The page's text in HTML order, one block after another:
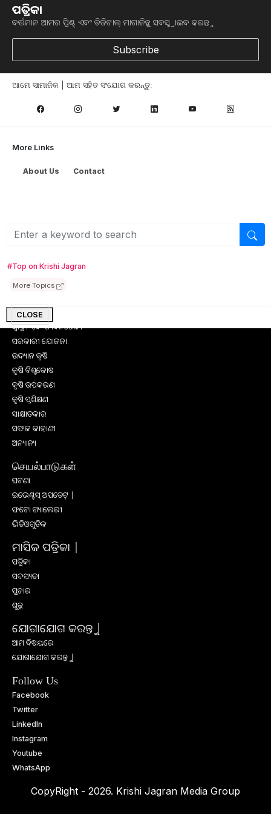
ପତ୍ରିକା
ବର୍ତ୍ତମାନ ଆମର ପ୍ରିଣ୍ଟ୍ ଏବଂ ଡିଜିଟାଲ୍ ମାଗାଜିନ୍କୁ ସବସ୍କ୍ରାଇବ କରନ୍ତୁ
Subscribe
ଆମେ ସାମାଜିକ | ଆମ ସହିତ ସଂଯୋଗ କରନ୍ତୁ:
More Links
About Us Contact
#Top on Krishi Jagran
More Topics
CLOSE
ଆମ ନ୍ୟୁଜଲେଟରକୁ ସବସ୍କ୍ରାଇବ୍ କରନ୍ତୁ । ଆପଣ ଆପଣଙ୍କ ଆଗ୍ରହ
ପସନ୍ଦ ଅନୁଯାୟୀ ଲାଟେଷ୍ଟ ଅପଡେଟ୍‌ ପଠାଇଦେବୁ ।
ନ୍ୟୁଜଲେଟର ସବସ୍କ୍ରାଇବ୍‌ କରନ୍ତୁ
Browse
ମତ୍ସ୍ୟ ଓ ପଶୁ ପାଳନ
ସ୍ୱାସ୍ଥ୍ୟ ଏବଂ ଜୀବନଶୈଳୀ
ସରକାରୀ ଯୋଜନା
ଉଦ୍ୟାନ କୃଷି
କୃଷି ବିଶ୍ବକୋଷ
କୃଷି ଉପକରଣ
କୃଷି ପ୍ରଶିକ୍ଷଣ
ସାକ୍ଷାତକାର
ସଫଳ କାହାଣୀ
ଅନ୍ୟାନ୍ୟ
செயல்பாடுகள்
ଘଟଣା
ଇଭେଣ୍ଟସ୍ ଅପଡେଟ୍ |
ଫଟୋ ଗ୍ୟାଲେରୀ
ଭିଡିଓଗୁଡିକ
ମାସିକ ପତ୍ରିକା |
ପତ୍ରିକା
ସଦସ୍ୟତା
ପ୍ରଚାର
ଶୁଳ୍କ
ଯୋଗାଯୋଗ କରନ୍ତୁ |
ଆମ ବିଷୟରେ
ଯୋଗାଯୋଗ କରନ୍ତୁ |
Follow Us
Facebook
Twitter
LinkedIn
Instagram
Youtube
WhatsApp
CopyRight - 2026. Krishi Jagran Media Group